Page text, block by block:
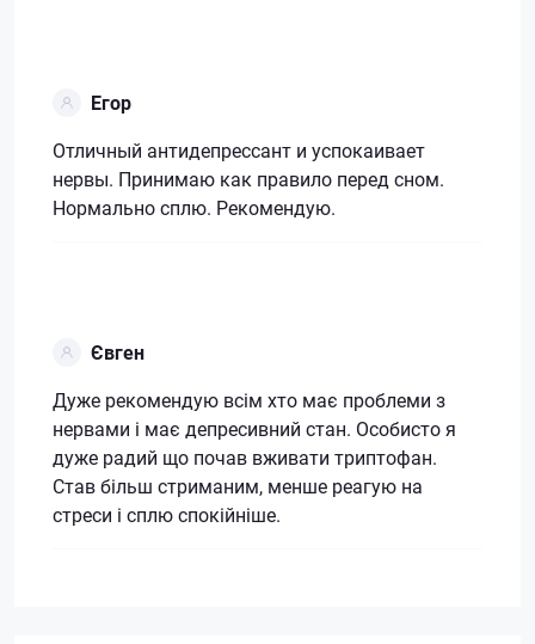
Егор
Отличный антидепрессант и успокаивает
нервы. Принимаю как правило перед сном.
Нормально сплю. Рекомендую.
Євген
Дуже рекомендую всім хто має проблеми з
нервами і має депресивний стан. Особисто я
дуже радий що почав вживати триптофан.
Став більш стриманим, менше реагую на
стреси і сплю спокійніше.